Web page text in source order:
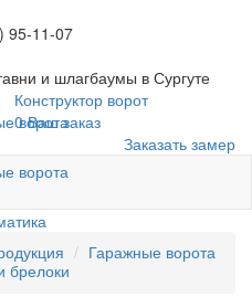
ворота
ворота
брелоки
95-11-07
и шлагбаумы в Сургуте
Конструктор ворот
0 Ваш заказ
Заказать замер
Гаражные ворота